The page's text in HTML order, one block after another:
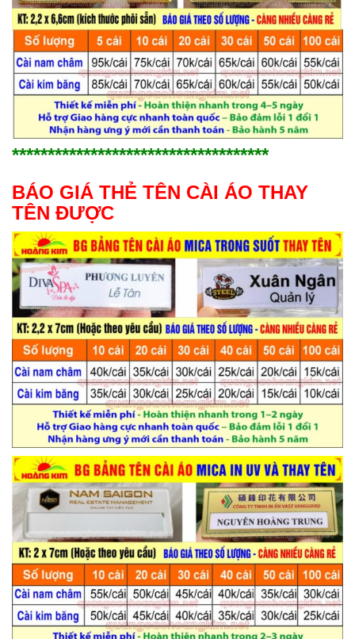
************************************
BÁO GIÁ THẺ TÊN CÀI ÁO THAY
TÊN ĐƯỢC